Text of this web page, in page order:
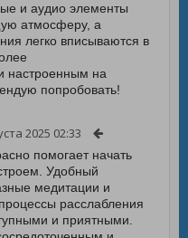
и аудио элементы
атмосферу, а
легко вписываются в
настроенным на
попробовать!
2025 02:33
помогает начать
Удобный
медитации и
расслабления
и приятными.